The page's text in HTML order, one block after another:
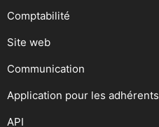
Comptabilité
Site web
Communication
Application pour les adhérents
API